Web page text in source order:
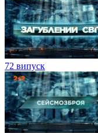
72 випуск